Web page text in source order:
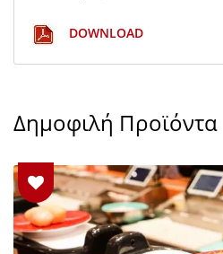
DOWNLOAD
Δημοφιλή Προϊόντα